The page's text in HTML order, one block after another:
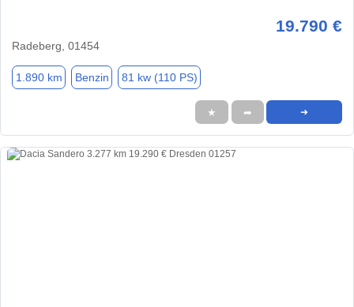
19.790 €
Radeberg, 01454
1.890 km Benzin 81 kw (110 PS)
★ ➦ ➜